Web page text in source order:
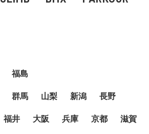
福島
群馬 山梨 新潟 長野
福井 大阪 兵庫 京都 滋賀